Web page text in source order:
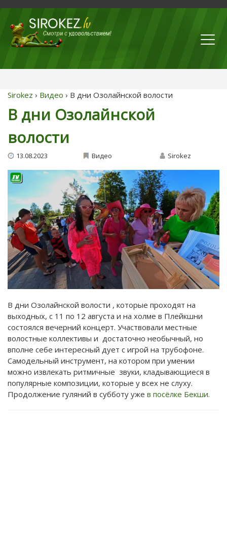
Sirokez › Видео › В дни Озолайнской волости
В дни Озолайнской
волости
13.08.2023 Видео Sirokez
В дни Озолайнской волости , которые проходят на
выходных, с 11 по 12 августа и на холме в Плейкшни
состоялся вечерний концерт. Участвовали местные
волостные коллективы и достаточно необычный, но
вполне себе интересный дует с игрой на трубофоне.
Самодельный инструмент, на котором при умении
можно извлекать ритмичные звуки, кладывающиеся в
популярные композиции, которые у всех не слуху.
Продолжение гуляний в субботу уже в посёлке Бекши.